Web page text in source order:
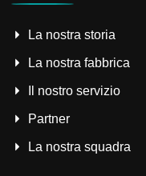
La nostra storia
La nostra fabbrica
Il nostro servizio
Partner
La nostra squadra